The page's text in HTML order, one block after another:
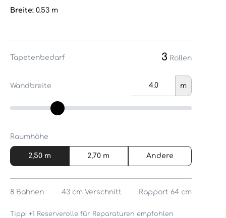
Breite: 0.53 m
Tapetenbedarf 3 Rollen
Wandbreite m
Raumhöhe
2,50 m 2,70 m Andere
8 Bahnen 43 cm Verschnitt Rapport 64 cm
Tipp: +1 Reserverolle für Reparaturen empfohlen